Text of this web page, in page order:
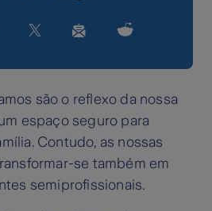
são o reflexo da nossa
espaço seguro para
Contudo, as nossas
se também em
semiprofissionais.